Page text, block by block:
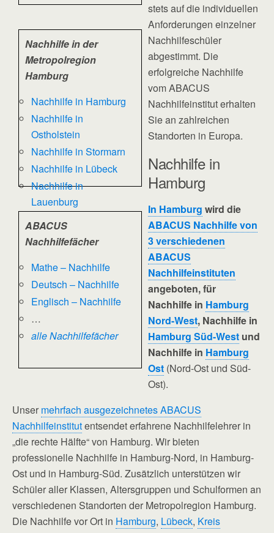
Nachhilfe in der
Metropolregion
Hamburg
Nachhilfe in Hamburg
Nachhilfe in
Ostholstein
Nachhilfe in Stormarn
Nachhilfe in Lübeck
Nachhilfe in
Lauenburg
ABACUS
Nachhilfefächer
Mathe – Nachhilfe
Deutsch – Nachhilfe
Englisch – Nachhilfe
…
alle Nachhilfefächer
stets auf die individuellen
Anforderungen einzelner
Nachhilfeschüler
abgestimmt. Die
erfolgreiche Nachhilfe
vom ABACUS
Nachhilfeinstitut erhalten
Sie an zahlreichen
Standorten in Europa.
Nachhilfe in
Hamburg
In Hamburg wird die
ABACUS Nachhilfe von
3 verschiedenen
ABACUS
Nachhilfeinstituten
angeboten, für
Nachhilfe in Hamburg
Nord-West, Nachhilfe in
Hamburg Süd-West und
Nachhilfe in Hamburg
Ost (Nord-Ost und Süd-
Ost).
Unser mehrfach ausgezeichnetes ABACUS
Nachhilfeinstitutentsendet erfahrene Nachhilfelehrer in
„die rechte Hälfte“ von Hamburg. Wir bieten
professionelle Nachhilfe in Hamburg-Nord, in Hamburg-
Ost und in Hamburg-Süd. Zusätzlich unterstützen wir
Schüler aller Klassen, Altersgruppen und Schulformen an
verschiedenen Standorten der Metropolregion Hamburg.
Die Nachhilfe vor Ort in Hamburg, Lübeck, Kreis